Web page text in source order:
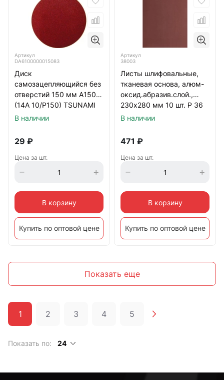
Артикул
DA6100000015083
Диск
самозацепляющийся без
отверстий 150 мм А150
(14А 10/Р150) TSUNAMI
В наличии
29 ₽
Цена за шт.
В корзину
Купить по оптовой цене
Артикул
38003
Листы шлифовальные,
тканевая основа, алюм-
оксид.абразив.слой.,
230х280 мм 10 шт. Р 36
В наличии
471 ₽
Цена за шт.
В корзину
Купить по оптовой цене
Показать еще
1 2 3 4 5
Показать по: 24